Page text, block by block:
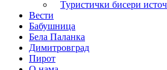
Туристички бисери
Вести
Бабушница
Бела Паланка
Димитровград
Пирот